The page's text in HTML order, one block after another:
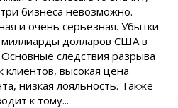
бизнеса невозможно.
и очень серьезная. Убытки
миллиарды долларов США в
следствия разрыва
клиентов, высокая цена
низкая лояльность. Также
к тому...